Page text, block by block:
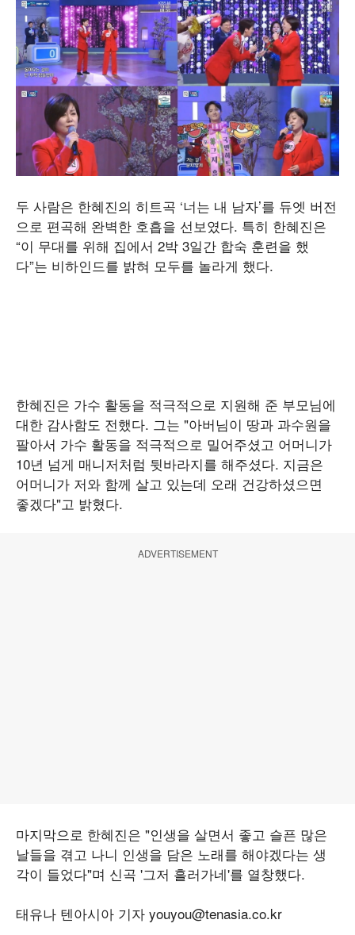
두 사람은 한혜진의 히트곡 ‘너는 내 남자’를 듀엣 버전
으로 편곡해 완벽한 호흡을 선보였다. 특히 한혜진은
“이 무대를 위해 집에서 2박 3일간 합숙 훈련을 했
다”는 비하인드를 밝혀 모두를 놀라게 했다.
한혜진은 가수 활동을 적극적으로 지원해 준 부모님에
대한 감사함도 전했다. 그는 "아버님이 땅과 과수원을
팔아서 가수 활동을 적극적으로 밀어주셨고 어머니가
10년 넘게 매니저처럼 뒷바라지를 해주셨다. 지금은
어머니가 저와 함께 살고 있는데 오래 건강하셨으면
좋겠다"고 밝혔다.
ADVERTISEMENT
마지막으로 한혜진은 "인생을 살면서 좋고 슬픈 많은
날들을 겪고 나니 인생을 담은 노래를 해야겠다는 생
각이 들었다"며 신곡 '그저 흘러가네'를 열창했다.
태유나 텐아시아 기자 youyou@tenasia.co.kr